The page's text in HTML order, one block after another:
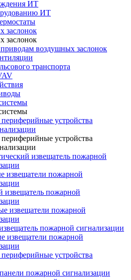
ИТ
ИТ
заслонок
заслонок
воздушных заслонок
транспорта
устройства
устройства
извещатель пожарной
извещатели пожарной
извещатель пожарной
извещатели пожарной
пожарной сигнализации
извещатели пожарной
устройства
пожарной сигнализации